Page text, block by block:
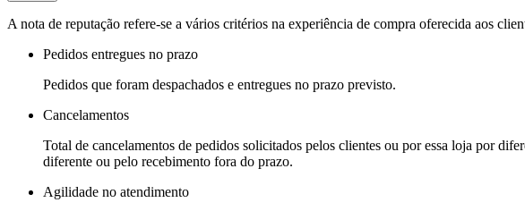
A nota de reputação refere-se a vários critérios na experiência de compra oferecida aos
Pedidos entregues no prazo
Pedidos que foram despachados e entregues no prazo previsto.
Cancelamentos
Total de cancelamentos de pedidos solicitados pelos clientes ou por essa loja por
diferente ou pelo recebimento fora do prazo.
Agilidade no atendimento